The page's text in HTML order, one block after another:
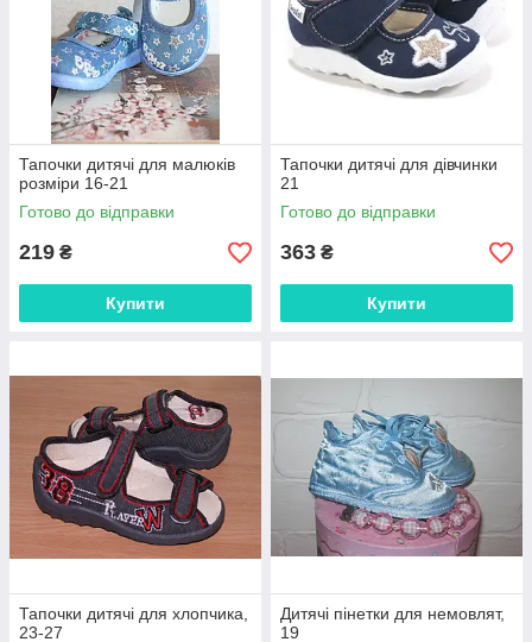
Тапочки дитячі для малюків
розміри 16-21
Готово до відправки
219 ₴
Купити
Тапочки дитячі для дівчинки
21
Готово до відправки
363 ₴
Купити
Тапочки дитячі для хлопчика,
23-27
Дитячі пінетки для немовлят,
19